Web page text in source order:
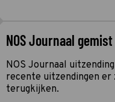
NOS Journaal gemist
NOS Journaal
recente uitzendingen er
terugkijken.